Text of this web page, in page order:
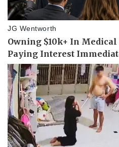
Pháp luật
Vụ án
Tin nóng
Tư vấn luật